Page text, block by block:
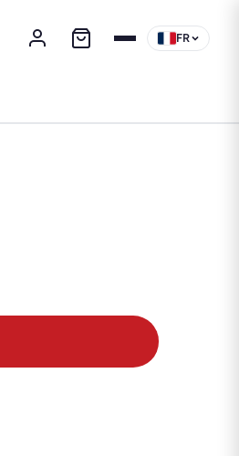
FR